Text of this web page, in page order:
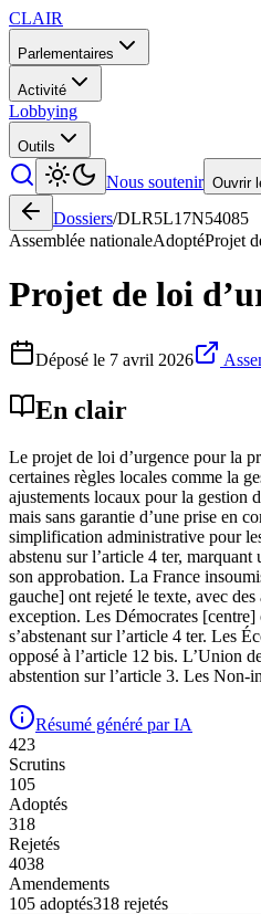
CLAIR
Parlementaires
Activité
Lobbying
Outils
Nous soutenir Ouvrir
Dossiers/DLR5L17N54085
Assemblée nationaleAdoptéProjet
Projet de loi
Déposé le 7 avril 2026
En clair
Le projet de loi d’urgence pour la
certaines règles locales comme la
ajustements locaux pour la gestion
mais sans garantie d’une prise en
simplification administrative pour
abstenu sur l’article 4 ter,
son approbation. La France
gauche] ont rejeté le texte, avec
exception. Les Démocrates
s’abstenant sur l’article 4 ter. Les
opposé à l’article 12 bis. L’Union
abstention sur l’article 3. Les Non-
Résumé généré par IA
423
Scrutins
105
Adoptés
318
Rejetés
4038
Amendements
105 adoptés318 rejetés